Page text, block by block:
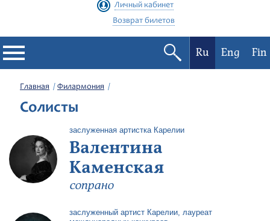
Личный кабинет
Возврат билетов
Филармония
Фестивали
Абонементы
Новости
Ru Eng Fin
Главная Филармония
Солисты
заслуженная артистка Карелии
Валентина
Каменская
сопрано
заслуженный артист Карелии, лауреат